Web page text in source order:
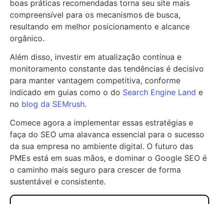
boas práticas recomendadas torna seu site mais
compreensível para os mecanismos de busca,
resultando em melhor posicionamento e alcance
orgânico.
Além disso, investir em atualização contínua e
monitoramento constante das tendências é decisivo
para manter vantagem competitiva, conforme
indicado em guias como o do Search Engine Land e
no blog da SEMrush.
Comece agora a implementar essas estratégias e
faça do SEO uma alavanca essencial para o sucesso
da sua empresa no ambiente digital. O futuro das
PMEs está em suas mãos, e dominar o Google SEO é
o caminho mais seguro para crescer de forma
sustentável e consistente.